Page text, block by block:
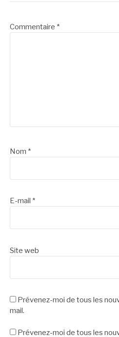
Commentaire *
Nom *
E-mail *
Site web
Prévenez-moi de tous les
mail.
Prévenez-moi de tous les